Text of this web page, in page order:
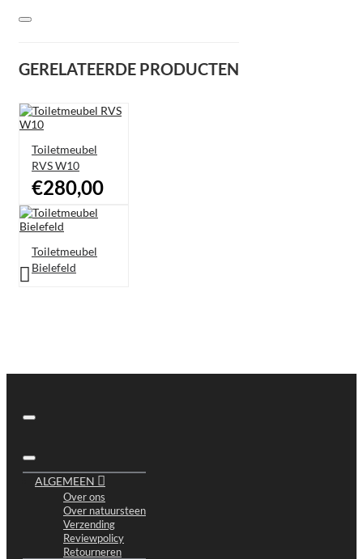
GERELATEERDE PRODUCTEN
Toiletmeubel
RVS W10
€280,00
Toiletmeubel
Bielefeld
ALGEMEEN
Over ons
Over natuursteen
Verzending
Reviewpolicy
Retourneren